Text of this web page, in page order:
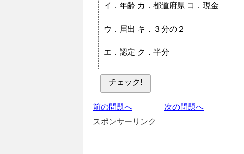
イ．年齢 カ．都道府県 コ．現金
ウ．届出 キ．３分の２
エ．認定 ク．半分
チェック!
前の問題へ
次の問題へ
スポンサーリンク